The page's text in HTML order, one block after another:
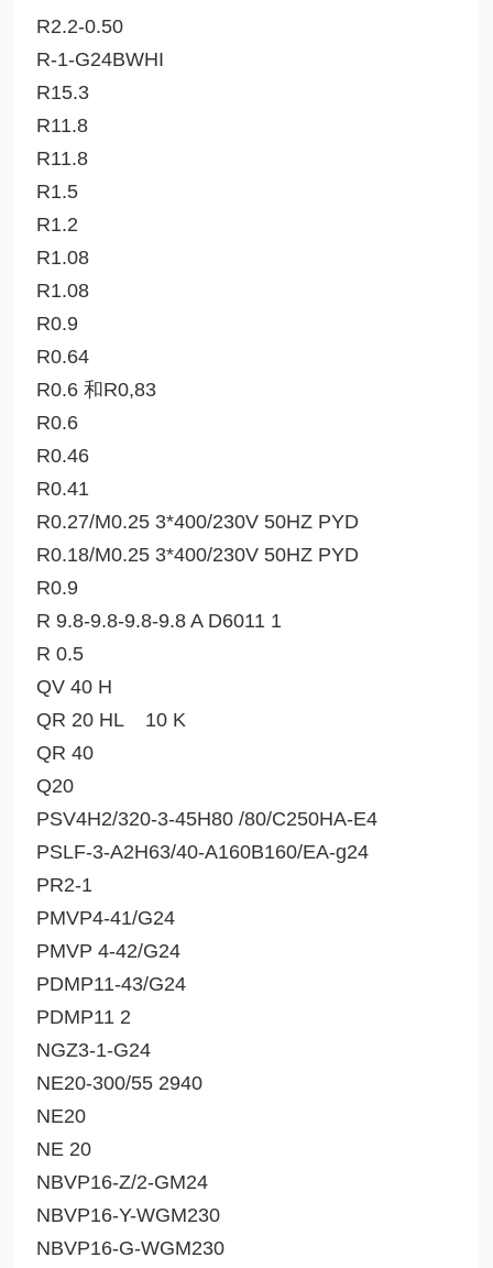
R2.2-0.50
R-1-G24BWHI
R15.3
R11.8
R11.8
R1.5
R1.2
R1.08
R1.08
R0.9
R0.64
R0.6 和R0,83
R0.6
R0.46
R0.41
R0.27/M0.25 3*400/230V 50HZ PYD
R0.18/M0.25 3*400/230V 50HZ PYD
R0.9
R 9.8-9.8-9.8-9.8 A D6011 1
R 0.5
QV 40 H
QR 20 HL 10 K
QR 40
Q20
PSV4H2/320-3-45H80 /80/C250HA-E4
PSLF-3-A2H63/40-A160B160/EA-g24
PR2-1
PMVP4-41/G24
PMVP 4-42/G24
PDMP11-43/G24
PDMP11 2
NGZ3-1-G24
NE20-300/55 2940
NE20
NE 20
NBVP16-Z/2-GM24
NBVP16-Y-WGM230
NBVP16-G-WGM230